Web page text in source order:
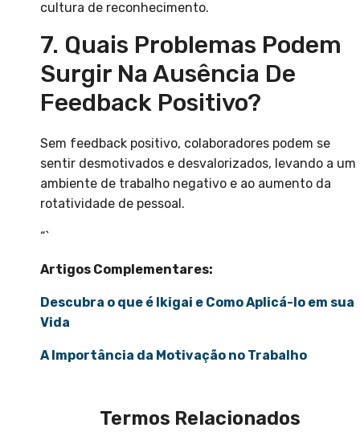
cultura de reconhecimento.
7. Quais Problemas Podem
Surgir Na Ausência De
Feedback Positivo?
Sem feedback positivo, colaboradores podem se
sentir desmotivados e desvalorizados, levando a um
ambiente de trabalho negativo e ao aumento da
rotatividade de pessoal.
“`
Artigos Complementares:
Descubra o que é Ikigai e Como Aplicá-lo em sua
Vida
A Importância da Motivação no Trabalho
Termos Relacionados